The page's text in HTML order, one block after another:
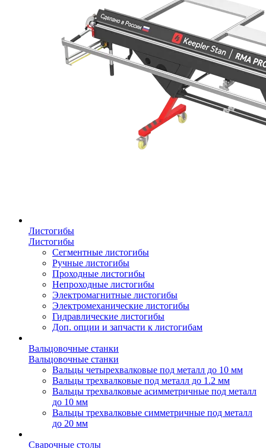
Листогибы
Листогибы
Сегментные листогибы
Ручные листогибы
Проходные листогибы
Непроходные листогибы
Электромагнитные листогибы
Электромеханические листогибы
Гидравлические листогибы
Доп. опции и запчасти к листогибам
Вальцовочные станки
Вальцовочные станки
Вальцы четырехвалковые под металл до 10 мм
Вальцы трехвалковые под металл до 1.2 мм
Вальцы трехвалковые асимметричные под металл
до 10 мм
Вальцы трехвалковые симметричные под металл
до 20 мм
Сварочные столы